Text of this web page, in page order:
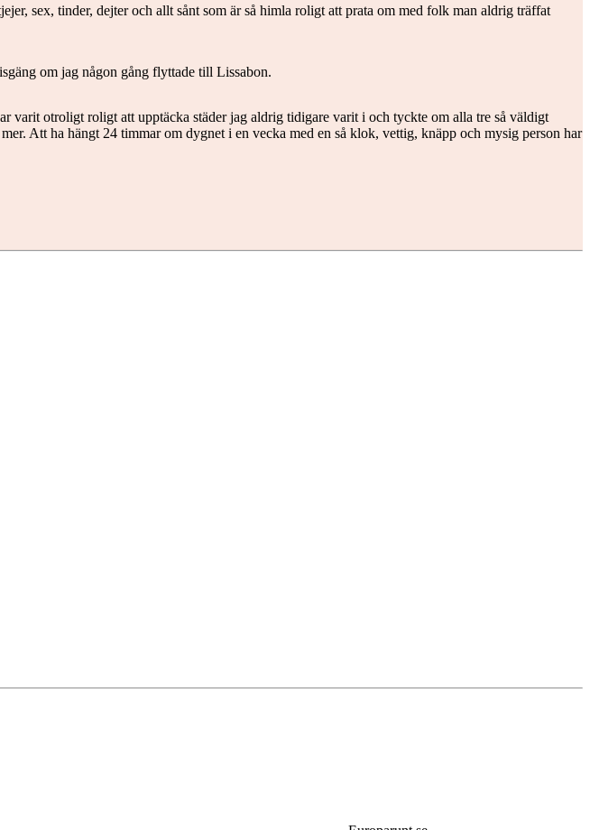
sex, tinder, dejter och allt sånt som är så himla roligt att prata om med folk man aldrig träffat
om jag någon gång flyttade till Lissabon.
varit otroligt roligt att upptäcka städer jag aldrig tidigare varit i och tyckte om alla tre så väldigt
Att ha hängt 24 timmar om dygnet i en vecka med en så klok, vettig, knäpp och mysig person har